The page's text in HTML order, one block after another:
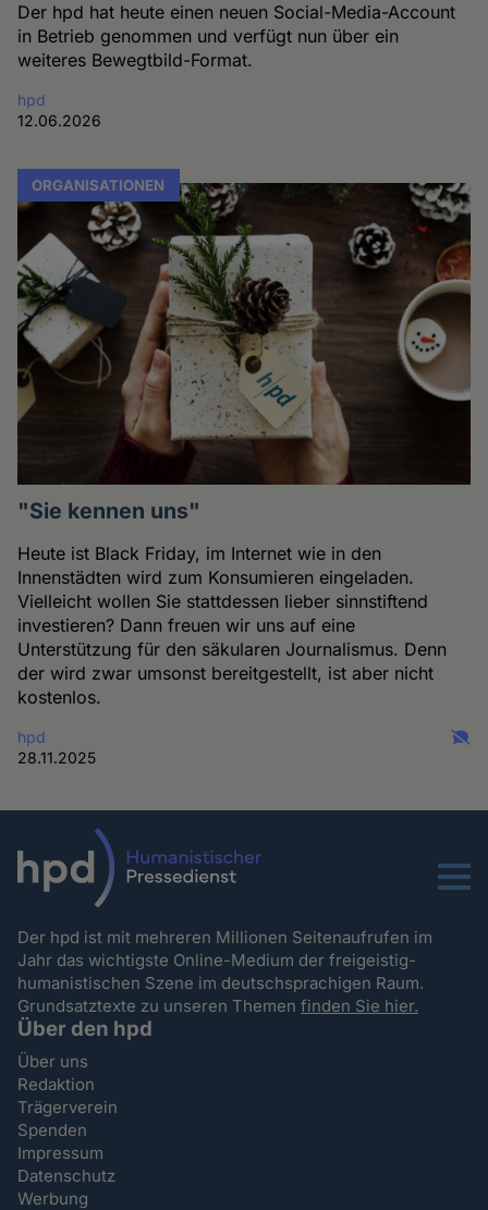
Der hpd hat heute einen neuen Social-Media-Account
in Betrieb genommen und verfügt nun über ein
weiteres Bewegtbild-Format.
hpd
12.06.2026
ORGANISATIONEN
"Sie kennen uns"
Heute ist Black Friday, im Internet wie in den
Innenstädten wird zum Konsumieren eingeladen.
Vielleicht wollen Sie stattdessen lieber sinnstiftend
investieren? Dann freuen wir uns auf eine
Unterstützung für den säkularen Journalismus. Denn
der wird zwar umsonst bereitgestellt, ist aber nicht
kostenlos.
hpd
28.11.2025
Menu
Der hpd ist mit mehreren Millionen Seitenaufrufen im
Jahr das wichtigste Online-Medium der freigeistig-
humanistischen Szene im deutschsprachigen Raum.
Grundsatztexte zu unseren Themenfinden Sie hier.
Über den hpd
Über uns
Redaktion
Trägerverein
Spenden
Impressum
Datenschutz
Werbung